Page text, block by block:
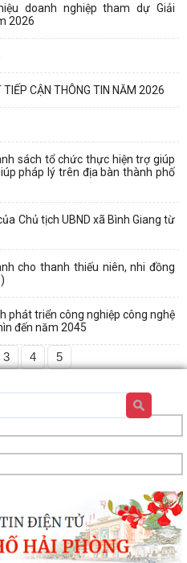
doanh nghiệp tham dự Giải
2026
CẬN THÔNG TIN NĂM 2026
sách tổ chức thực hiện trợ giúp
pháp lý trên địa bàn thành phố
Chủ tịch UBND xã Bình Giang từ
cho thanh thiếu niên, nhi đồng
phát triển công nghiệp công nghệ
đến năm 2045
3 4 5
ban Bí thư chi bộ các thôn trên địa